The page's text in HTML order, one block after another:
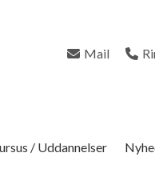
Mail
/ Uddannelser